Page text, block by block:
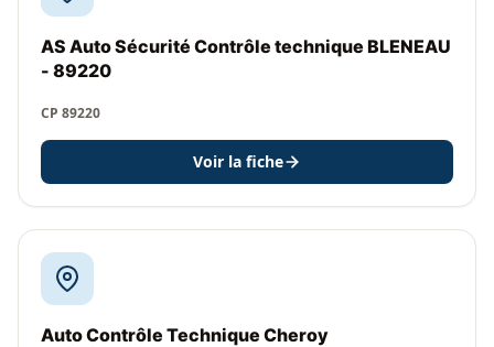
AS Auto Sécurité Contrôle technique BLENEAU
- 89220
CP 89220
Voir la fiche
Auto Contrôle Technique Cheroy